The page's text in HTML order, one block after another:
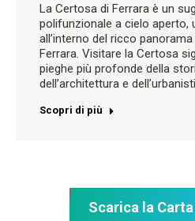
La Certosa di Ferrara è un
polifunzionale a cielo aperto,
all’interno del ricco
Ferrara. Visitare la Certosa
pieghe più profonde della
dell’architettura e
Scopri di più
Scarica la